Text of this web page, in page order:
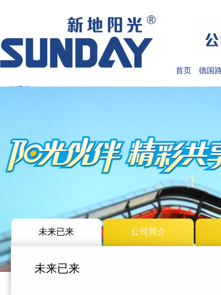
首页 德国
未来已来 公司简介
未来已来